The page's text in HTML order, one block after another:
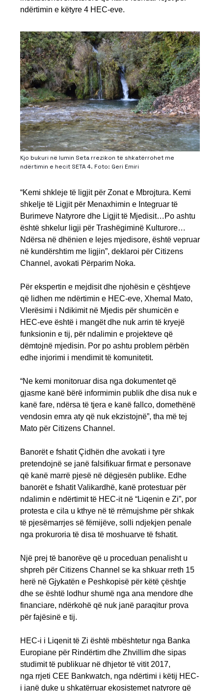
ndërtimin e këtyre 4 HEC-eve.
Kjo bukuri në lumin Seta rrezikon të shkatërrohet me
ndërtimin e hecit SETA 4. Foto: Geri Emiri
“Kemi shkleje të ligjit për Zonat e Mbrojtura. Kemi
shkelje të Ligjit për Menaxhimin e Integruar të
Burimeve Natyrore dhe Ligjit të Mjedisit…Po ashtu
është shkelur ligji për Trashëgiminë Kulturore…
Ndërsa në dhënien e lejes mjedisore, është vepruar
në kundërshtim me ligjin”, deklaroi për Citizens
Channel, avokati Përparim Noka.
Për ekspertin e mejdisit dhe njohësin e çështjeve
që lidhen me ndërtimin e HEC-eve, Xhemal Mato,
Vlerësimi i Ndikimit në Mjedis për shumicën e
HEC-eve është i mangët dhe nuk arrin të kryejë
funksionin e tij, për ndalimin e projekteve që
dëmtojnë mjedisin. Por po ashtu problem përbën
edhe injorimi i mendimit të komunitetit.
“Ne kemi monitoruar disa nga dokumentet që
gjasme kanë bërë informimin publik dhe disa nuk e
kanë fare, ndërsa të tjera e kanë fallco, domethënë
vendosin emra aty që nuk ekzistojnë”, tha më tej
Mato për Citizens Channel.
Banorët e fshatit Çidhën dhe avokati i tyre
pretendojnë se janë falsifikuar firmat e personave
që kanë marrë pjesë në dëgjesën publike. Edhe
banorët e fshatit Valikardhë, kanë protestuar për
ndalimin e ndërtimit të HEC-it në “Liqenin e Zi”, por
protesta e cila u kthye në të rrëmujshme për shkak
të pjesëmarrjes së fëmijëve, solli ndjekjen penale
nga prokuroria të disa të moshuarve të fshatit.
Një prej të banorëve që u proceduan penalisht u
shpreh për Citizens Channel se ka shkuar rreth 15
herë në Gjykatën e Peshkopisë për këtë çështje
dhe se është lodhur shumë nga ana mendore dhe
financiare, ndërkohë që nuk janë paraqitur prova
për fajësinë e tij.
HEC-i i Liqenit të Zi është mbështetur nga Banka
Europiane për Rindërtim dhe Zhvillim dhe sipas
studimit të publikuar në dhjetor të vitit 2017,
nga rrjeti CEE Bankwatch, nga ndërtimi i këtij HEC-
i janë duke u shkatërruar ekosistemet natyrore që